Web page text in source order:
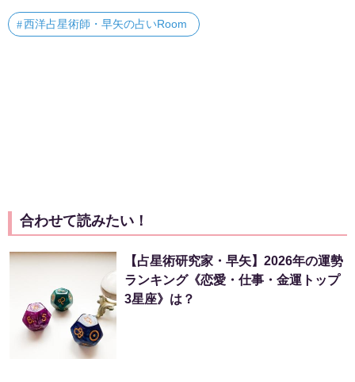
西洋占星術師・早矢の占いRoom
合わせて読みたい！
【占星術研究家・早矢】2026年の運勢
ランキング《恋愛・仕事・金運トップ
3星座》は？